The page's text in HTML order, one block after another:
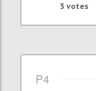
3 votes
P4